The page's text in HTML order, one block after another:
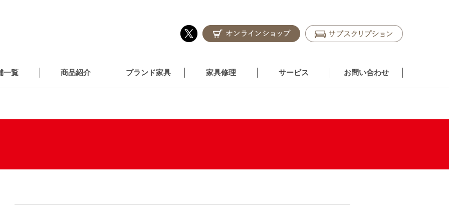
一覧 商品紹介 ブランド家具 家具修理 サービス お問い合わせ